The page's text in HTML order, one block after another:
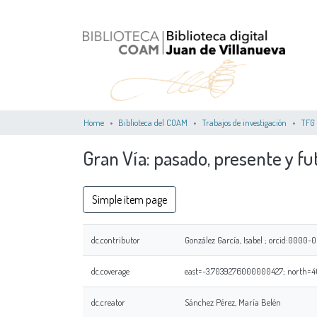
Home Biblioteca del COAM Trabajos de investigación TFG
Gran Vía: pasado, presente y
Simple item page
dc.contributor González García, Isabel ;
dc.coverage east=-3.7039276000000427;
dc.creator Sánchez Pérez, María Belén